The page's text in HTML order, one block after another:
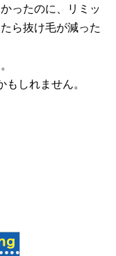
ったのに、リミッ
ら抜け毛が減った
しれません。